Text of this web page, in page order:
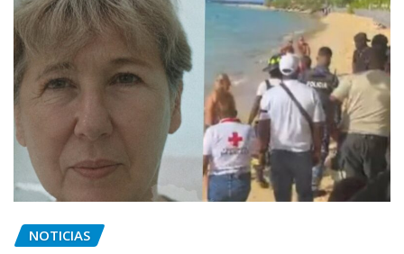
NOTICIAS